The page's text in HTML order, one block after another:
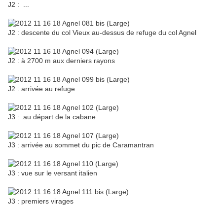
J2 : ...
J2 : descente du col Vieux au-dessus de refuge du col Agnel
J2 : à 2700 m aux derniers rayons
J2 : arrivée au refuge
J3 : .au départ de la cabane
J3 : arrivée au sommet du pic de Caramantran
J3 : vue sur le versant italien
J3 : premiers virages